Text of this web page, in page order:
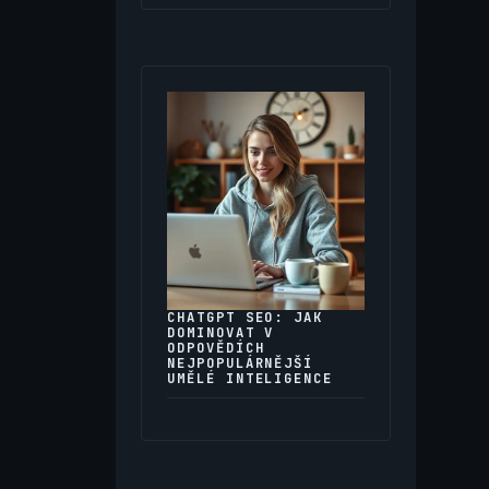
CHATGPT SEO: JAK
DOMINOVAT V
ODPOVĚDÍCH
NEJPOPULÁRNĚJŠÍ
UMĚLÉ INTELIGENCE